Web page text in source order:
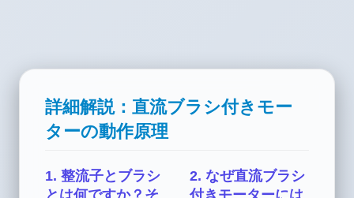
詳細解説：直流ブラシ付きモー
ターの動作原理
1. 整流子とブラシ
とは何ですか？そ
2. なぜ直流ブラシ
付きモーターには